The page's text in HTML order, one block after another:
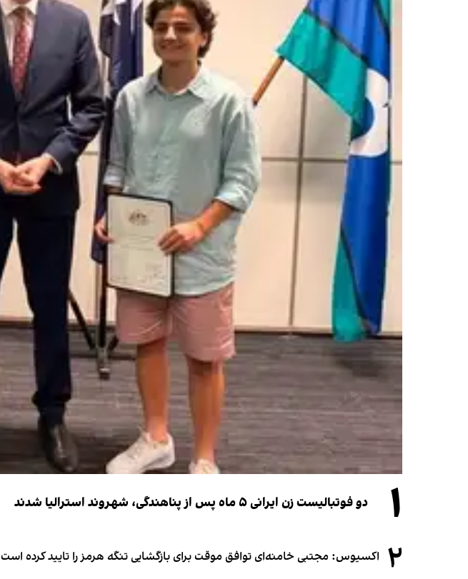
۱ دو فوتبالیست زن ایرانی ۵ ماه پس از پناهندگی، شهروند استرالیا شدند
۲ اکسیوس: مجتبی خامنه‌ای توافق موقت برای بازگشایی تنگه هرمز را تایید کرده است